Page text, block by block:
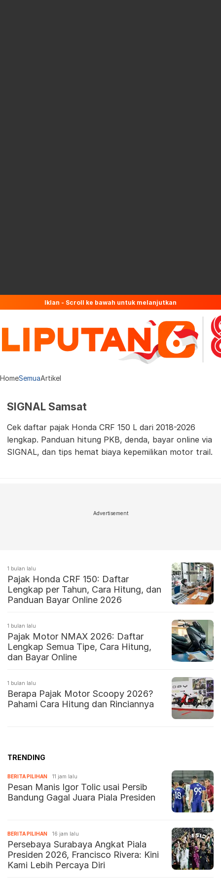
Iklan - Scroll ke bawah untuk melanjutkan
HomeSemuaArtikel
SIGNAL Samsat
Cek daftar pajak Honda CRF 150 L dari 2018-2026
lengkap. Panduan hitung PKB, denda, bayar online via
SIGNAL, dan tips hemat biaya kepemilikan motor trail.
Advertisement
1 bulan lalu
Pajak Honda CRF 150: Daftar
Lengkap per Tahun, Cara Hitung, dan
Panduan Bayar Online 2026
1 bulan lalu
Pajak Motor NMAX 2026: Daftar
Lengkap Semua Tipe, Cara Hitung,
dan Bayar Online
1 bulan lalu
Berapa Pajak Motor Scoopy 2026?
Pahami Cara Hitung dan Rinciannya
TRENDING
BERITA PILIHAN 11 jam lalu
Pesan Manis Igor Tolic usai Persib
Bandung Gagal Juara Piala Presiden
BERITA PILIHAN 16 jam lalu
Persebaya Surabaya Angkat Piala
Presiden 2026, Francisco Rivera: Kini
Kami Lebih Percaya Diri